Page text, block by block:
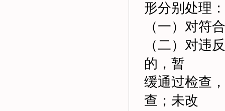
形分别处理：
（一）对符
（二）对违
的，暂
缓通过检查
查；未改